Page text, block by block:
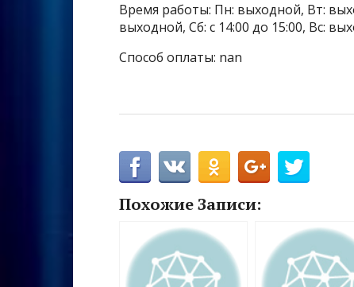
Время работы: Пн: выходной, Вт:
выходной, Сб: с 14:00 до 15:00, Вс:
Способ оплаты: nan
Похожие Записи: